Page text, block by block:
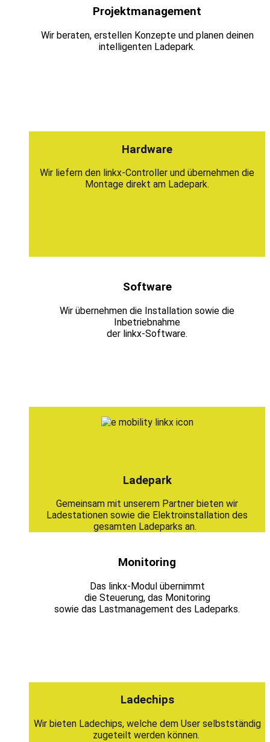
Projektmanagement
Wir beraten, erstellen Konzepte und planen deinen
intelligenten Ladepark.
Hardware
Wir liefern den linkx-Controller und übernehmen die
Montage direkt am Ladepark.
Software
Wir übernehmen die Installation sowie die
Inbetriebnahme
der linkx-Software.
Ladepark
Gemeinsam mit unserem Partner bieten wir
Ladestationen sowie die Elektroinstallation des
gesamten Ladeparks an.
Monitoring
Das linkx-Modul übernimmt
die Steuerung, das Monitoring
sowie das Lastmanagement des Ladeparks.
Ladechips
Wir bieten Ladechips, welche dem User selbstständig
zugeteilt werden können.